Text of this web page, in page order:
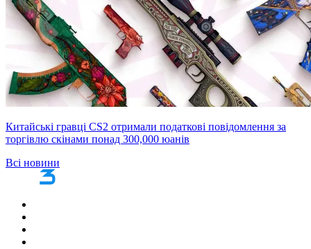
Китайські гравці CS2 отримали податкові повідомлення за
торгівлю скінами понад 300,000 юанів
Всі новини